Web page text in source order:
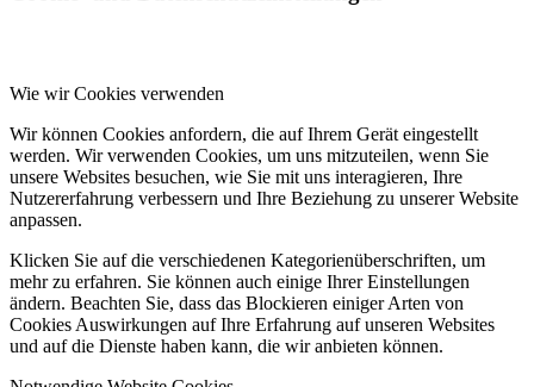
Wie wir Cookies verwenden
Wir können Cookies anfordern, die auf Ihrem Gerät eingestellt
werden. Wir verwenden Cookies, um uns mitzuteilen, wenn Sie
unsere Websites besuchen, wie Sie mit uns interagieren, Ihre
Nutzererfahrung verbessern und Ihre Beziehung zu unserer Website
anpassen.
Klicken Sie auf die verschiedenen Kategorienüberschriften, um
mehr zu erfahren. Sie können auch einige Ihrer Einstellungen
ändern. Beachten Sie, dass das Blockieren einiger Arten von
Cookies Auswirkungen auf Ihre Erfahrung auf unseren Websites
und auf die Dienste haben kann, die wir anbieten können.